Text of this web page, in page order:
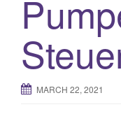
MARCH 22, 2021